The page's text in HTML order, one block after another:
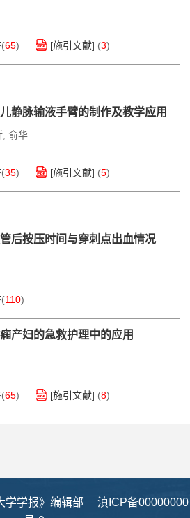
(65) [施引文献] (3)
静脉输液手臂的制作及教学应用
, 俞华
(35) [施引文献] (5)
后按压时间与穿刺点出血情况
(110)
产妇的急救护理中的应用
(65) [施引文献] (8)
学学报》编辑部 滇ICP备00000000